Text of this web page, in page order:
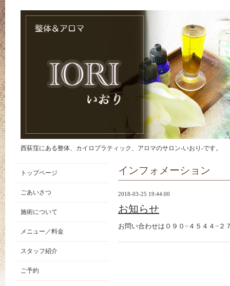
西荻窪にある整体、カイロプラティック、アロマのサロン-いおり-です。
インフォメーション
2018-03-25 19:44:00
お知らせ
お問い合わせは０９０−４５４４−２
トップページ
ごあいさつ
施術について
メニュー／料金
スタッフ紹介
ご予約